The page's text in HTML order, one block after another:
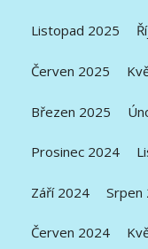
Listopad 2025
Červen 2025
Březen 2025
Prosinec 2024
Září 2024 Srpen
Červen 2024